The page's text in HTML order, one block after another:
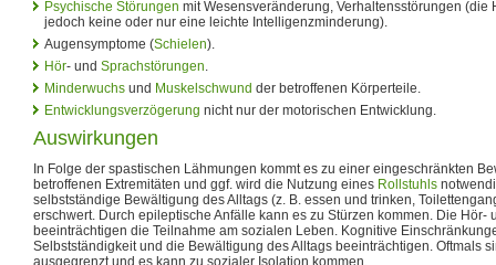
Psychische Störungen mit Wesensveränderung, Verhaltensstörungen (die
jedoch keine oder nur eine leichte Intelligenzminderung).
Augensymptome (Schielen).
Hör- und Sprachstörungen.
Minderwuchs und Muskelschwund der betroffenen Körperteile.
Entwicklungsverzögerung nicht nur der motorischen Entwicklung.
Auswirkungen
In Folge der spastischen Lähmungen kommt es zu einer eingeschränkten
betroffenen Extremitäten und ggf. wird die Nutzung eines Rollstuhls
selbstständige Bewältigung des Alltags (z. B. essen und trinken,
erschwert. Durch epileptische Anfälle kann es zu Stürzen kommen. Die Hör-
beeinträchtigen die Teilnahme am sozialen Leben. Kognitive
Selbstständigkeit und die Bewältigung des Alltags beeinträchtigen. Oftmals
ausgegrenzt und es kann zu sozialer Isolation kommen.